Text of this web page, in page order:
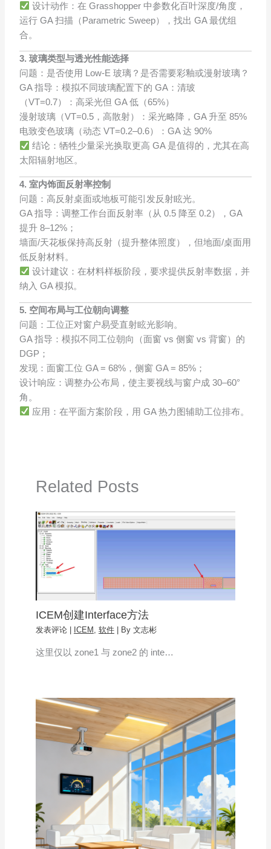
设计动作：在 Grasshopper 中参数化百叶深度/角度，
运行 GA 扫描（Parametric Sweep），找出 GA 最优组
合。
3. 玻璃类型与透光性能选择
问题：是否使用 Low-E 玻璃？是否需要彩釉或漫射玻璃？
GA 指导：模拟不同玻璃配置下的 GA：清玻
（VT=0.7）：高采光但 GA 低（65%）
漫射玻璃（VT=0.5，高散射）：采光略降，GA 升至 85%
电致变色玻璃（动态 VT=0.2–0.6）：GA 达 90%
结论：牺牲少量采光换取更高 GA 是值得的，尤其在高
太阳辐射地区。
4. 室内饰面反射率控制
问题：高反射桌面或地板可能引发反射眩光。
GA 指导：调整工作台面反射率（从 0.5 降至 0.2），GA
提升 8–12%；
墙面/天花板保持高反射（提升整体照度），但地面/桌面用
低反射材料。
设计建议：在材料样板阶段，要求提供反射率数据，并
纳入 GA 模拟。
5. 空间布局与工位朝向调整
问题：工位正对窗户易受直射眩光影响。
GA 指导：模拟不同工位朝向（面窗 vs 侧窗 vs 背窗）的
DGP；
发现：面窗工位 GA = 68%，侧窗 GA = 85%；
设计响应：调整办公布局，使主要视线与窗户成 30–60°
角。
应用：在平面方案阶段，用 GA 热力图辅助工位排布。
Related Posts
ICEM创建Interface方法
发表评论 ICEM , 软件| By 文志彬
这里仅以 zone1 与 zone2 的 inte…